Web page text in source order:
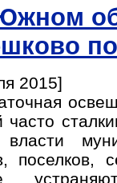
2015]
часто
власти
поселков,